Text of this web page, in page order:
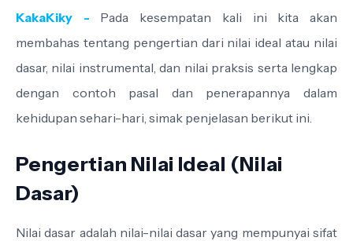
KakaKiky -
Pada kesempatan kali ini kita akan
membahas tentang pengertian dari nilai ideal atau nilai
dasar, nilai instrumental, dan nilai praksis serta lengkap
dengan contoh pasal dan penerapannya dalam
kehidupan sehari-hari, simak penjelasan berikut ini.
Pengertian Nilai Ideal (Nilai
Dasar)
Nilai dasar adalah nilai-nilai dasar yang mempunyai sifat